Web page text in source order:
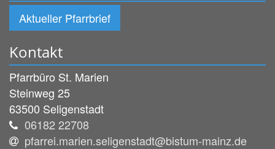
Aktueller Pfarrbrief
Kontakt
Pfarrbüro St. Marien
Steinweg 25
63500 Seligenstadt
06182 22708
pfarrei.marien.seligenstadt@bistum-mainz.de